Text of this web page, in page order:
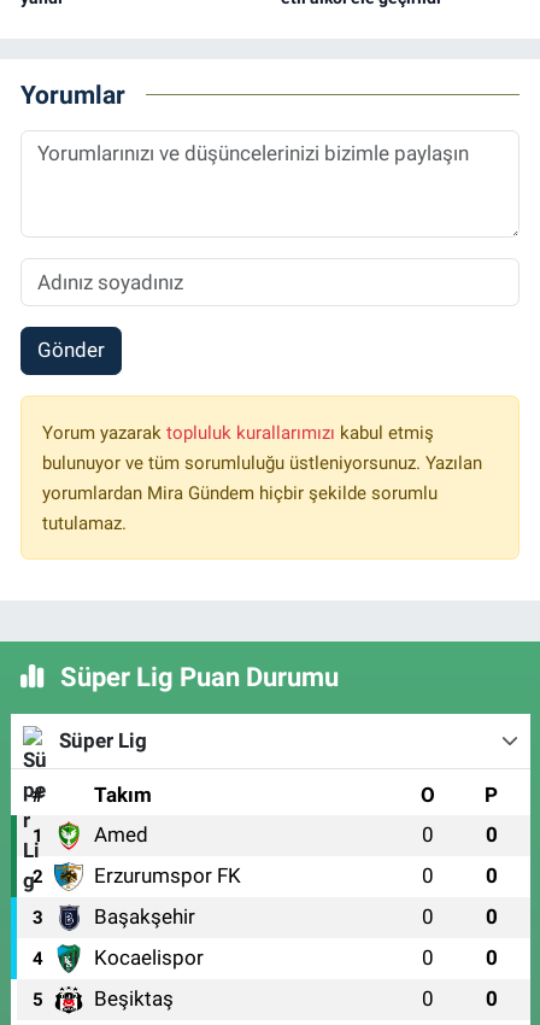
Yorumlar
Gönder
Yorum yazarak topluluk kurallarımızı kabul etmiş
bulunuyor ve tüm sorumluluğu üstleniyorsunuz. Yazılan
yorumlardan Mira Gündem hiçbir şekilde sorumlu
tutulamaz.
Süper Lig Puan Durumu
Süper Lig
# Takım O P
1 Amed 0 0
2 Erzurumspor FK 0 0
3 Başakşehir 0 0
4 Kocaelispor 0 0
5 Beşiktaş 0 0